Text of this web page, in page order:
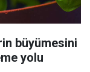
büyümesini
yolu